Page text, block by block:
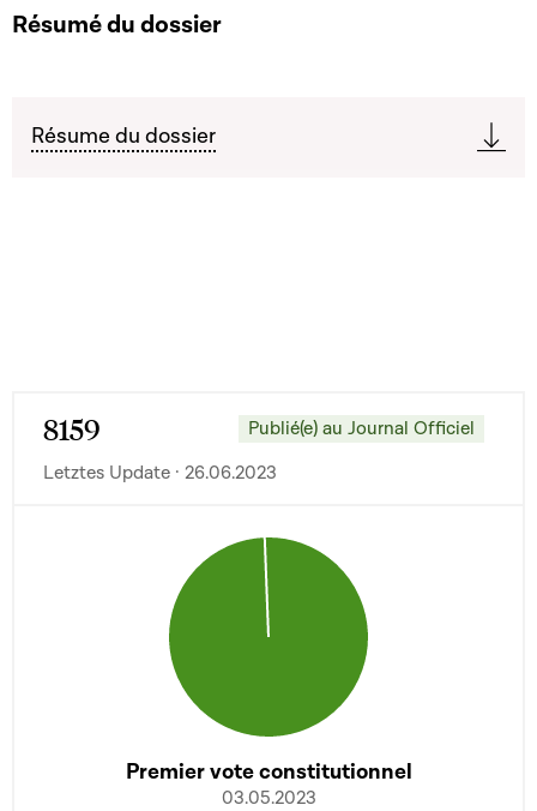
Résumé du dossier
Résume du dossier
8159
Publié(e) au Journal Officiel
Letztes Update · 26.06.2023
Premier vote constitutionnel
03.05.2023